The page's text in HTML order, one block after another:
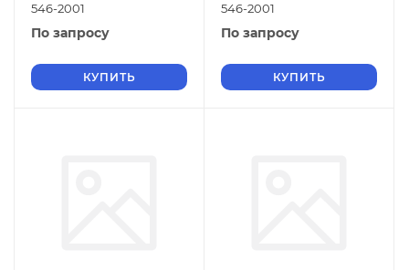
546-2001
По запросу
КУПИТЬ
546-2001
По запросу
КУПИТЬ